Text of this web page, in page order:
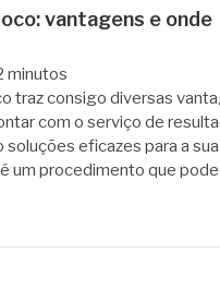
vantagens e onde
minutos
traz consigo diversas
com o serviço de
eficazes para a
um procedimento que